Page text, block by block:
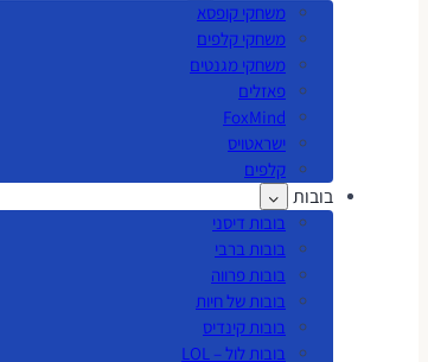
משחקי קופסא
משחקי קלפים
משחקי מגנטים
פאזלים
FoxMind
ישראטויס
קלפים
בובות
בובות דיסני
בובות ברבי
בובות פרווה
בובות של חיות
בובות קינדיס
בובות לול – LOL